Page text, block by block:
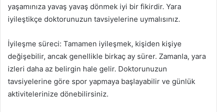
yaşamınıza yavaş yavaş dönmek iyi bir fikirdir. Yara
iyileştikçe doktorunuzun tavsiyelerine uymalısınız.
İyileşme süreci: Tamamen iyileşmek, kişiden kişiye
değişebilir, ancak genellikle birkaç ay sürer. Zamanla, yara
izleri daha az belirgin hale gelir. Doktorunuzun
tavsiyelerine göre spor yapmaya başlayabilir ve günlük
aktivitelerinize dönebilirsiniz.